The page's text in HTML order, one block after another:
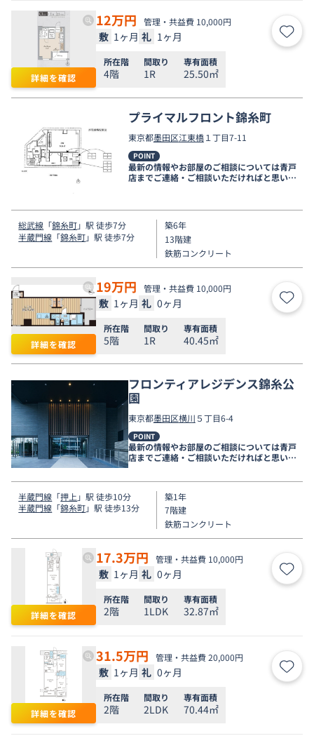
詳細を確認
12万円 管理・共益費 10,000円
敷 1ヶ月 礼 1ヶ月 お気
所在階
4階
間取り
1R
専有面積
25.50㎡
プライマルフロント錦糸町
東京都墨田区江東橋１丁目7-11
POINT
最新の情報やお部屋のご相談については青戸
店までご連絡・ご相談いただければと思いま
総武線 「錦糸町」駅 徒歩7分
半蔵門線 「錦糸町」駅 徒歩7分
築6年
13階建
鉄筋コンクリート
詳細を確認
19万円 管理・共益費 10,000円
敷 1ヶ月 礼 0ヶ月 お気
所在階
5階
間取り
1R
専有面積
40.45㎡
フロンティアレジデンス錦糸公
園
東京都墨田区横川５丁目6-4
POINT
最新の情報やお部屋のご相談については青戸
店までご連絡・ご相談いただければと思いま
す。
半蔵門線 「押上 」駅 徒歩10分
半蔵門線 「錦糸町」駅 徒歩13分
築1年
7階建
鉄筋コンクリート
詳細を確認
17.3万円 管理・共益費 10,000円
敷 1ヶ月 礼 0ヶ月 お気
所在階
2階
間取り
1LDK
専有面積
32.87㎡
詳細を確認
31.5万円 管理・共益費 20,000円
敷 1ヶ月 礼 0ヶ月 お気
所在階
2階
間取り
2LDK
専有面積
70.44㎡